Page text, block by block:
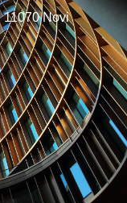
11070 Novi